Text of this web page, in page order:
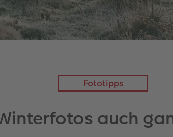
Fototipps
auch